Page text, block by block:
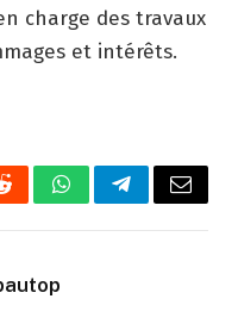
charge des travaux
et intérêts.
RedditWhatsAppTelegramEmail